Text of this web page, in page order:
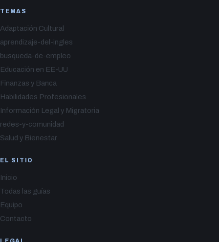
TEMAS
Adaptación Cultural
aprendizaje-del-ingles
busqueda-de-empleo
Educación en EE-UU
Finanzas y Banca
Habilidades Profesionales
Información Legal y Migratoria
redes-y-comunidad
Salud y Bienestar
EL SITIO
Inicio
Todas las guías
Equipo
Contacto